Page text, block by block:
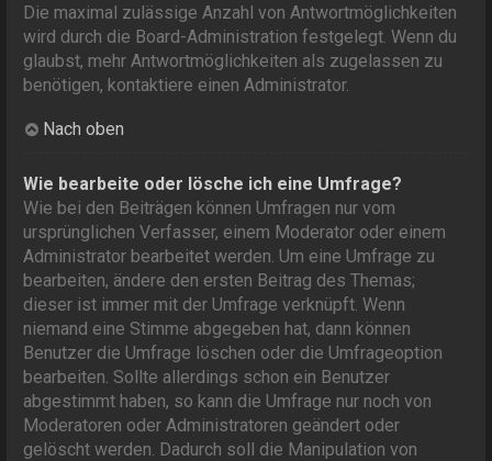
Die maximal zulässige Anzahl von Antwortmöglichkeiten
wird durch die Board-Administration festgelegt. Wenn du
glaubst, mehr Antwortmöglichkeiten als zugelassen zu
benötigen, kontaktiere einen Administrator.
Nach oben
Wie bearbeite oder lösche ich eine Umfrage?
Wie bei den Beiträgen können Umfragen nur vom
ursprünglichen Verfasser, einem Moderator oder einem
Administrator bearbeitet werden. Um eine Umfrage zu
bearbeiten, ändere den ersten Beitrag des Themas;
dieser ist immer mit der Umfrage verknüpft. Wenn
niemand eine Stimme abgegeben hat, dann können
Benutzer die Umfrage löschen oder die Umfrageoption
bearbeiten. Sollte allerdings schon ein Benutzer
abgestimmt haben, so kann die Umfrage nur noch von
Moderatoren oder Administratoren geändert oder
gelöscht werden. Dadurch soll die Manipulation von